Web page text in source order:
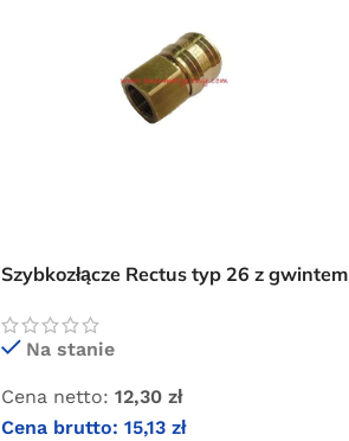
Szybkozłącze Rectus typ 26 z gwintem
Na stanie
Cena netto: 12,30 zł
Cena brutto: 15,13 zł